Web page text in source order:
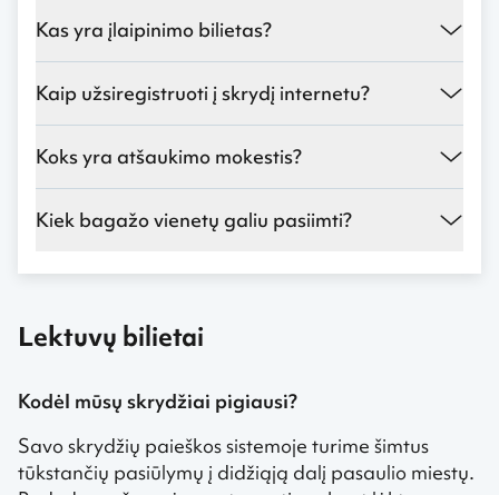
Kas yra įlaipinimo bilietas?
Kaip užsiregistruoti į skrydį internetu?
Koks yra atšaukimo mokestis?
Kiek bagažo vienetų galiu pasiimti?
Lektuvų bilietai
Kodėl mūsų skrydžiai pigiausi?
Savo skrydžių paieškos sistemoje turime šimtus
tūkstančių pasiūlymų į didžiąją dalį pasaulio miestų.